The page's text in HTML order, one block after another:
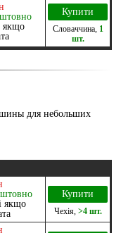
якщо
Купити
Словаччина, 1
шт.
шины для небольших
якщо
Купити
Чехія, >4 шт.